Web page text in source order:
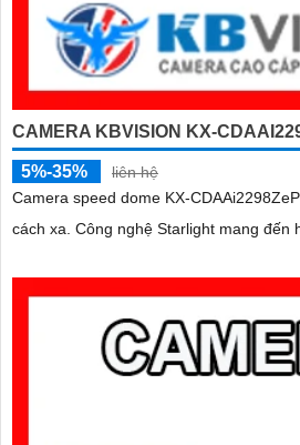
CAMERA KBVISION KX-
5%-35%
liên hệ
Camera speed dome KX-
cách xa. Công nghệ Starlight